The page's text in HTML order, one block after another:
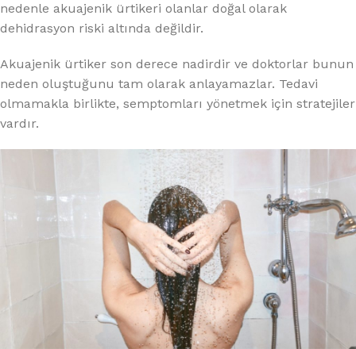
nedenle akuajenik ürtikeri olanlar doğal olarak
dehidrasyon riski altında değildir.
Akuajenik ürtiker son derece nadirdir ve doktorlar bunun
neden oluştuğunu tam olarak anlayamazlar. Tedavi
olmamakla birlikte, semptomları yönetmek için stratejiler
vardır.